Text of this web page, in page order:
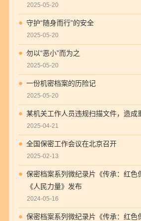
2025-05-20
守护“随身而行”的安全
2025-05-20
勿以“恶小”而为之
2025-05-20
一份机密档案的历险记
2025-05-20
某机关工作人员违规扫描文件，造成
2025-04-21
全国保密工作会议在北京召开
2025-02-13
保密档案系列微纪录片《传承：红色
《人民力量》发布
2024-05-16
保密档案系列微纪录片《传承：红色